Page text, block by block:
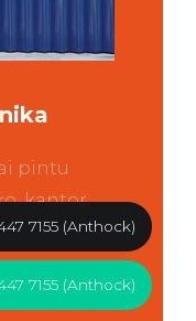
pintu
kantor,
tempat
7155 (Anthock)
7155 (Anthock)